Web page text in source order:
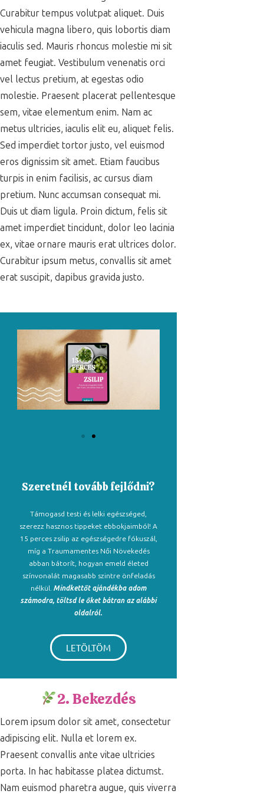
Curabitur tempus volutpat aliquet. Duis
vehicula magna libero, quis lobortis diam
iaculis sed. Mauris rhoncus molestie mi sit
amet feugiat. Vestibulum venenatis orci
vel lectus pretium, at egestas odio
molestie. Praesent placerat pellentesque
sem, vitae elementum enim. Nam ac
metus ultricies, iaculis elit eu, aliquet felis.
Sed imperdiet tortor justo, vel euismod
eros dignissim sit amet. Etiam faucibus
turpis in enim facilisis, ac cursus diam
pretium. Nunc accumsan consequat mi.
Duis ut diam ligula. Proin dictum, felis sit
amet imperdiet tincidunt, dolor leo lacinia
ex, vitae ornare mauris erat ultrices dolor.
Curabitur ipsum metus, convallis sit amet
erat suscipit, dapibus gravida justo.
Szeretnél tovább fejlődni?
Támogasd testi és lelki egészséged,
szerezz hasznos tippeket ebbokjaimból! A
15 perces zsilip az egészségedre fókuszál,
míg a Traumamentes Női Növekedés
abban bátorít, hogyan emeld életed
színvonalát magasabb szintre önfeladás
nélkül. Mindkettőt ajándékba adom
számodra, töltsd le őket bátran az alábbi
oldalról.
LETÖLTÖM
2. Bekezdés
Lorem ipsum dolor sit amet, consectetur
adipiscing elit. Nulla et lorem ex.
Praesent convallis ante vitae ultricies
porta. In hac habitasse platea dictumst.
Nam euismod pharetra augue, quis viverra